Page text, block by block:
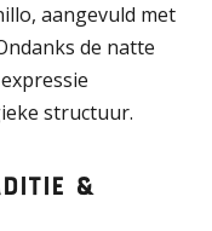
aangevuld met
de natte
structuur.
&